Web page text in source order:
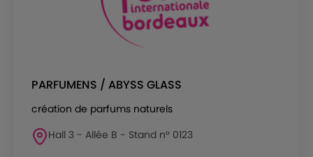
PARFUMENS / ABYSS GLASS
création de parfums naturels
Hall 3 - Allée B - Stand n° 0123